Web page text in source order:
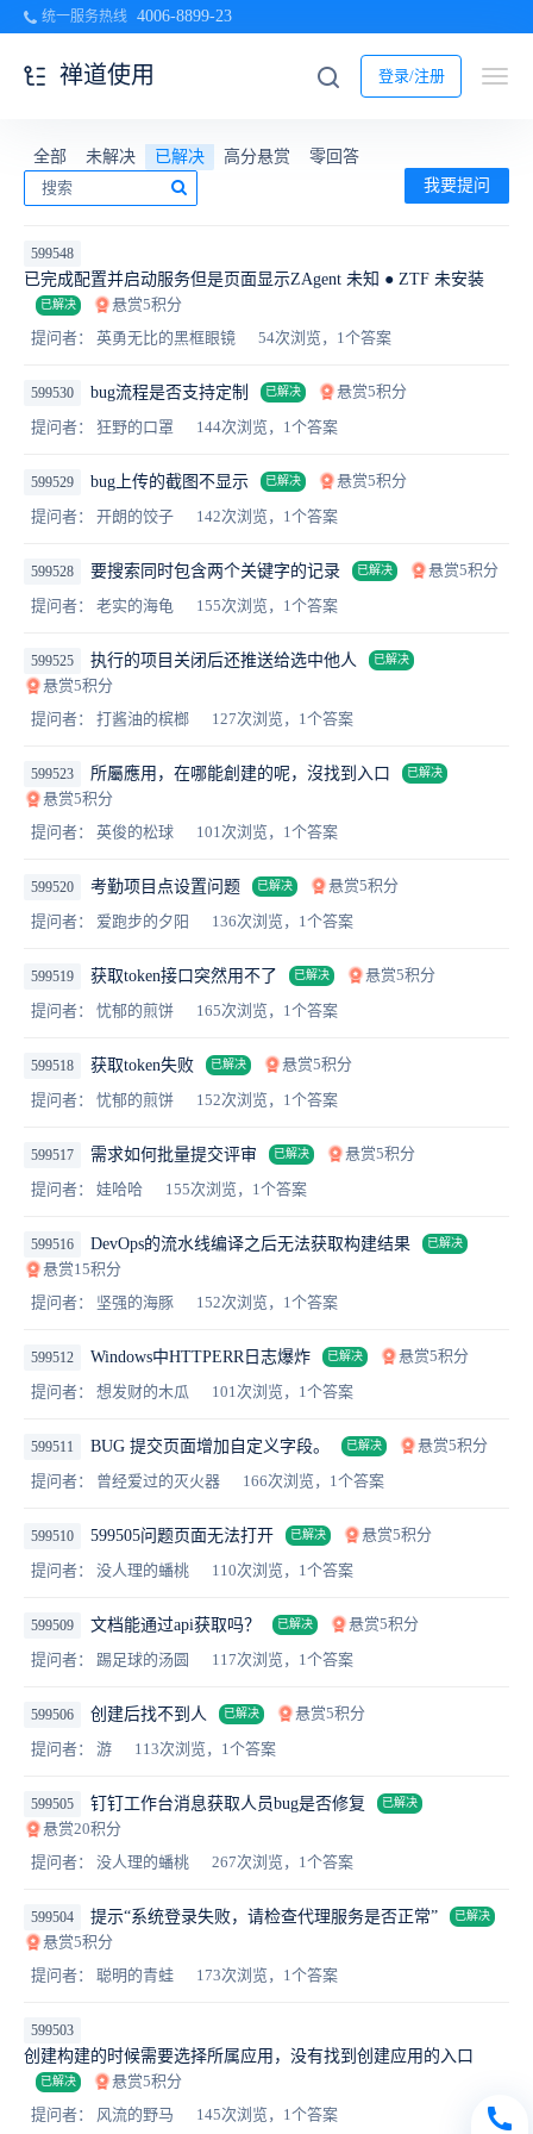
统一服务热线 4006-8899-23
登录/注册
禅道使用
全部 未解决 已解决 高分悬赏
零回答
我要提问
599548
已完成配置并启动服务但是页面显示ZAgent 未知 ● ZTF 未安装
已解决
悬赏5积分
提问者： 英勇无比的黑框眼镜
54次浏览，1个答案
599530 bug流程是否支持定制 已解决
悬赏5积分
提问者： 狂野的口罩
144次浏览，1个答案
599529 bug上传的截图不显示 已解决
悬赏5积分
提问者： 开朗的饺子
142次浏览，1个答案
599528 要搜索同时包含两个关键字的记录 已解决
悬赏5积分
提问者： 老实的海龟
155次浏览，1个答案
599525 执行的项目关闭后还推送给选中他人 已解决
悬赏5积分
提问者： 打酱油的槟榔
127次浏览，1个答案
599523 所屬應用，在哪能創建的呢，沒找到入口 已解决
悬赏5积分
提问者： 英俊的松球
101次浏览，1个答案
599520 考勤项目点设置问题 已解决
悬赏5积分
提问者： 爱跑步的夕阳
136次浏览，1个答案
599519 获取token接口突然用不了 已解决
悬赏5积分
提问者： 忧郁的煎饼
165次浏览，1个答案
599518 获取token失败 已解决
悬赏5积分
提问者： 忧郁的煎饼
152次浏览，1个答案
599517 需求如何批量提交评审 已解决
悬赏5积分
提问者： 娃哈哈
155次浏览，1个答案
599516 DevOps的流水线编译之后无法获取构建结果 已解决
悬赏15积分
提问者： 坚强的海豚
152次浏览，1个答案
599512 Windows中HTTPERR日志爆炸 已解决
悬赏5积分
提问者： 想发财的木瓜
101次浏览，1个答案
599511 BUG 提交页面增加自定义字段。 已解决
悬赏5积分
提问者： 曾经爱过的灭火器
166次浏览，1个答案
599510 599505问题页面无法打开 已解决
悬赏5积分
提问者： 没人理的蟠桃
110次浏览，1个答案
599509 文档能通过api获取吗？ 已解决
悬赏5积分
提问者： 踢足球的汤圆
117次浏览，1个答案
599506 创建后找不到人 已解决
悬赏5积分
提问者： 游
113次浏览，1个答案
599505 钉钉工作台消息获取人员bug是否修复 已解决
悬赏20积分
提问者： 没人理的蟠桃
267次浏览，1个答案
599504 提示“系统登录失败，请检查代理服务是否正常” 已解决
悬赏5积分
提问者： 聪明的青蛙
173次浏览，1个答案
599503
创建构建的时候需要选择所属应用，没有找到创建应用的入口
已解决
悬赏5积分
提问者： 风流的野马
145次浏览，1个答案